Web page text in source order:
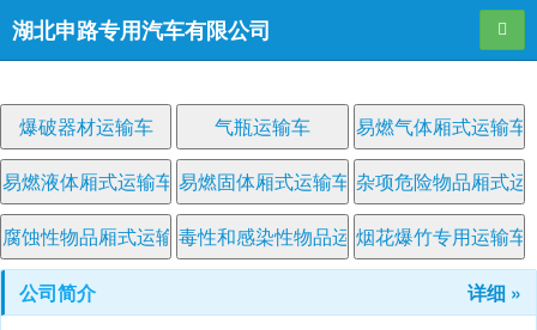
湖北申路专用汽车有限公司 导航
爆破器材运输车 气瓶运输车
易燃气体厢式运输车
易燃液体厢式运输车 易燃固体厢式运输车 杂项危险物品厢式运
腐蚀性物品厢式运输车毒性和感染性物品运输车烟花爆竹专用运输车
公司简介
详细 »